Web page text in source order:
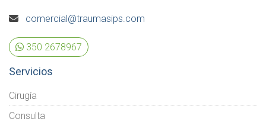
comercial@traumasips.com
350 2678967
Servicios
Cirugía
Consulta